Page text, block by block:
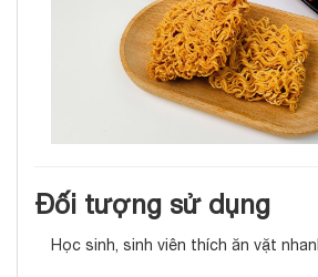
Đối tượng sử dụng
Học sinh, sinh viên thích ăn vặt